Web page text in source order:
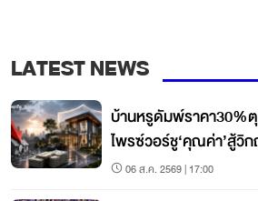
LATEST NEWS
บ้านหรูดัมพ์ราคา30%ตุ
ไพรซ์วอร์ชู‘คุณค่า’สู้วิ
06 ส.ค. 2569 | 17:00